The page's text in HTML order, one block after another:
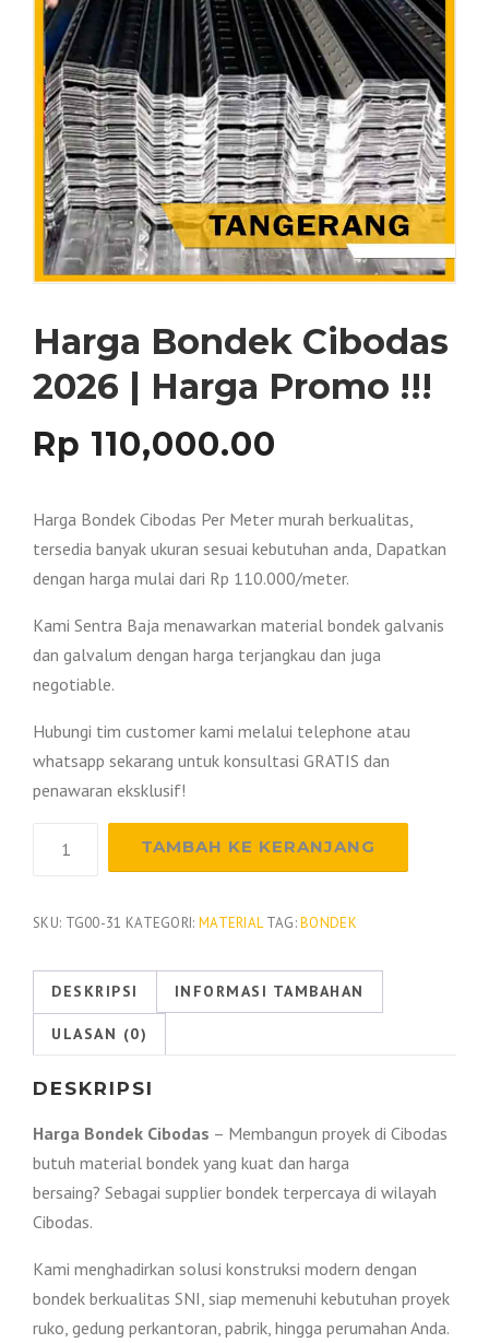
Harga Bondek Cibodas
2026 | Harga Promo !!!
Rp 110,000.00
Harga Bondek Cibodas Per Meter murah berkualitas,
tersedia banyak ukuran sesuai kebutuhan anda, Dapatkan
dengan harga mulai dari Rp 110.000/meter.
Kami Sentra Baja menawarkan material bondek galvanis
dan galvalum dengan harga terjangkau dan juga
negotiable.
Hubungi tim customer kami melalui telephone atau
whatsapp sekarang untuk konsultasi GRATIS dan
penawaran eksklusif!
Cibodas
Harga
Promo
TAMBAH KE KERANJANG
SKU: TG00-31 KATEGORI: MATERIAL TAG:BONDEK
DESKRIPSI INFORMASI TAMBAHAN
ULASAN (0)
DESKRIPSI
Harga Bondek Cibodas – Membangun proyek di Cibodas
butuh material bondek yang kuat dan harga
bersaing? Sebagai supplier bondek terpercaya di wilayah
Cibodas.
Kami menghadirkan solusi konstruksi modern dengan
bondek berkualitas SNI, siap memenuhi kebutuhan proyek
ruko, gedung perkantoran, pabrik, hingga perumahan Anda.